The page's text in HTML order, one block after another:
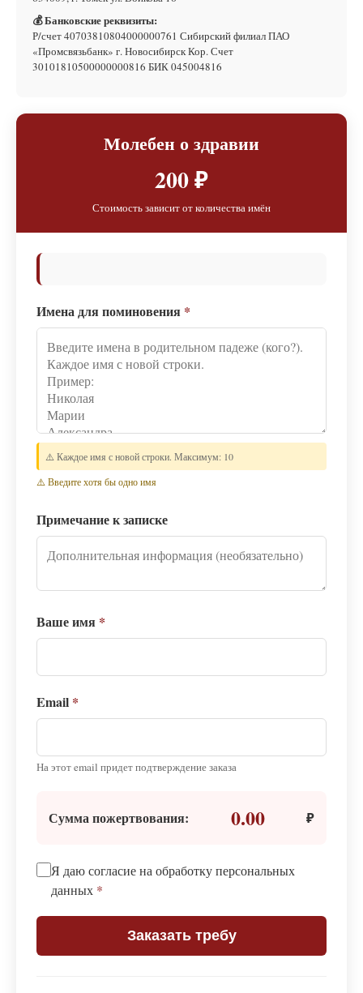
💰 Банковские реквизиты:
Р/счет 40703810804000000761 Сибирский филиал ПАО
«Промсвязьбанк» г. Новосибирск Кор. Счет
30101810500000000816 БИК 045004816
Молебен о здравии
200 ₽
Стоимость зависит от количества имён
Имена для поминовения *
⚠️ Каждое имя с новой строки. Максимум: 10
⚠️ Введите хотя бы одно имя
Примечание к записке
Ваше имя *
Email *
На этот email придет подтверждение заказа
Сумма пожертвования: 0.00 ₽
Я даю согласие на обработку персональных
данных *
Заказать требу